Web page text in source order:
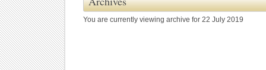
You are currently viewing archive for 22 July 2019